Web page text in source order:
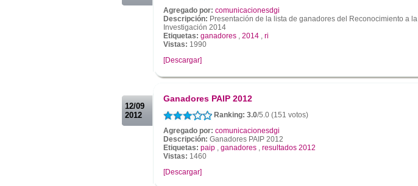
Agregado por: comunicacionesdgi
Descripción: Presentación de la lista de ganadores del Reconocimiento a la
Investigación 2014
Etiquetas: ganadores , 2014 , ri
Vistas: 1990
[Descargar]
12/09
2012
Ganadores PAIP 2012
Ranking: 3.0/5.0 (151 votos)
Agregado por: comunicacionesdgi
Descripción: Ganadores PAIP 2012
Etiquetas: paip , ganadores , resultados 2012
Vistas: 1460
[Descargar]